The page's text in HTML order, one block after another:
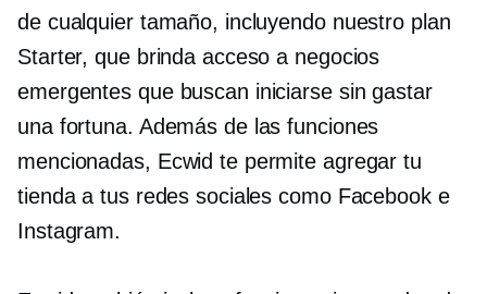
de cualquier tamaño, incluyendo nuestro plan
Starter, que brinda acceso a negocios
emergentes que buscan iniciarse sin gastar
una fortuna. Además de las funciones
mencionadas, Ecwid te permite agregar tu
tienda a tus redes sociales como Facebook e
Instagram.